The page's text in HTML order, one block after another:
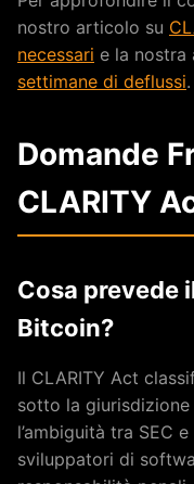
nostro articolo su
necessari e la nostra
settimane di deflussi.
Domande
CLARITY
Cosa prevede
Bitcoin?
Il CLARITY Act
sotto la giurisdizione
l’ambiguità tra SEC
sviluppatori di